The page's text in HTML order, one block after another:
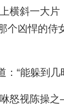
横斜一大片
个凶悍的侍
“能躲到几
咻怒视陈操